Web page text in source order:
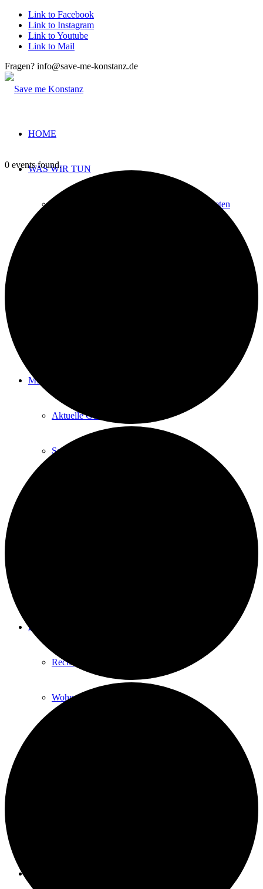
Link to Facebook
Link to Instagram
Link to Youtube
Link to Mail
Fragen? info@save-me-konstanz.de
HOME
WAS WIR TUN
Sprach- und Alltagsbegleitung von Geflüchteten
MITMACHEN
Aktuelle Gesuche
Save Me Treff
INFORMATIONEN
Rechtliches & Abläufe
Wohnungssuche
0 events found.